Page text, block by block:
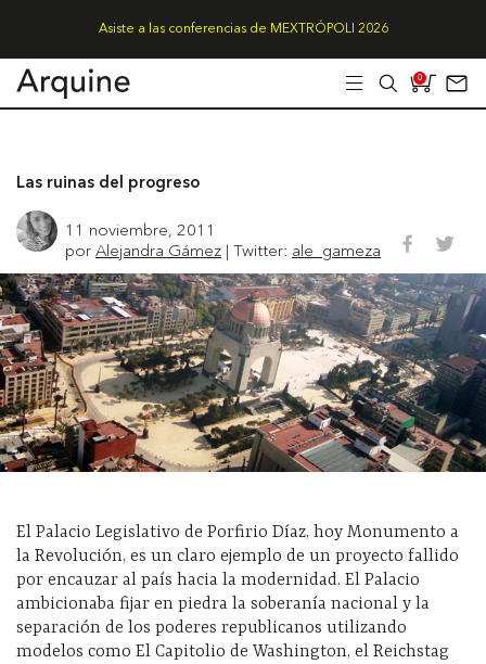
Asiste a las conferencias de MEXTRÓPOLI 2026
0
Las ruinas del progreso
11 noviembre, 2011
por Alejandra Gámez | Twitter: ale_gameza
El Palacio Legislativo de Porfirio Díaz, hoy Monumento a
la Revolución, es un claro ejemplo de un proyecto fallido
por encauzar al país hacia la modernidad. El Palacio
ambicionaba fijar en piedra la soberanía nacional y la
separación de los poderes republicanos utilizando
modelos como El Capitolio de Washington, el Reichstag